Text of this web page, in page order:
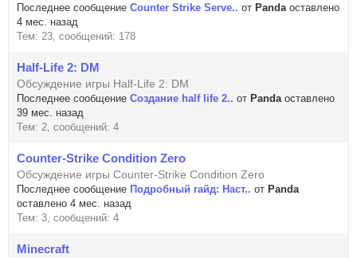
Последнее сообщение Counter Strike Serve.. от Pandaоставлено
4 мес. назад
Тем: 23, сообщений: 178
Half-Life 2: DM
Обсуждение игры Half-Life 2: DM
Последнее сообщение Создание half life 2.. от Pandaоставлено
39 мес. назад
Тем: 2, сообщений: 4
Counter-Strike Condition Zero
Обсуждение игры Counter-Strike Condition Zero
Последнее сообщение Подробный гайд: Наст.. от Panda
оставлено 4 мес. назад
Тем: 3, сообщений: 4
Minecraft